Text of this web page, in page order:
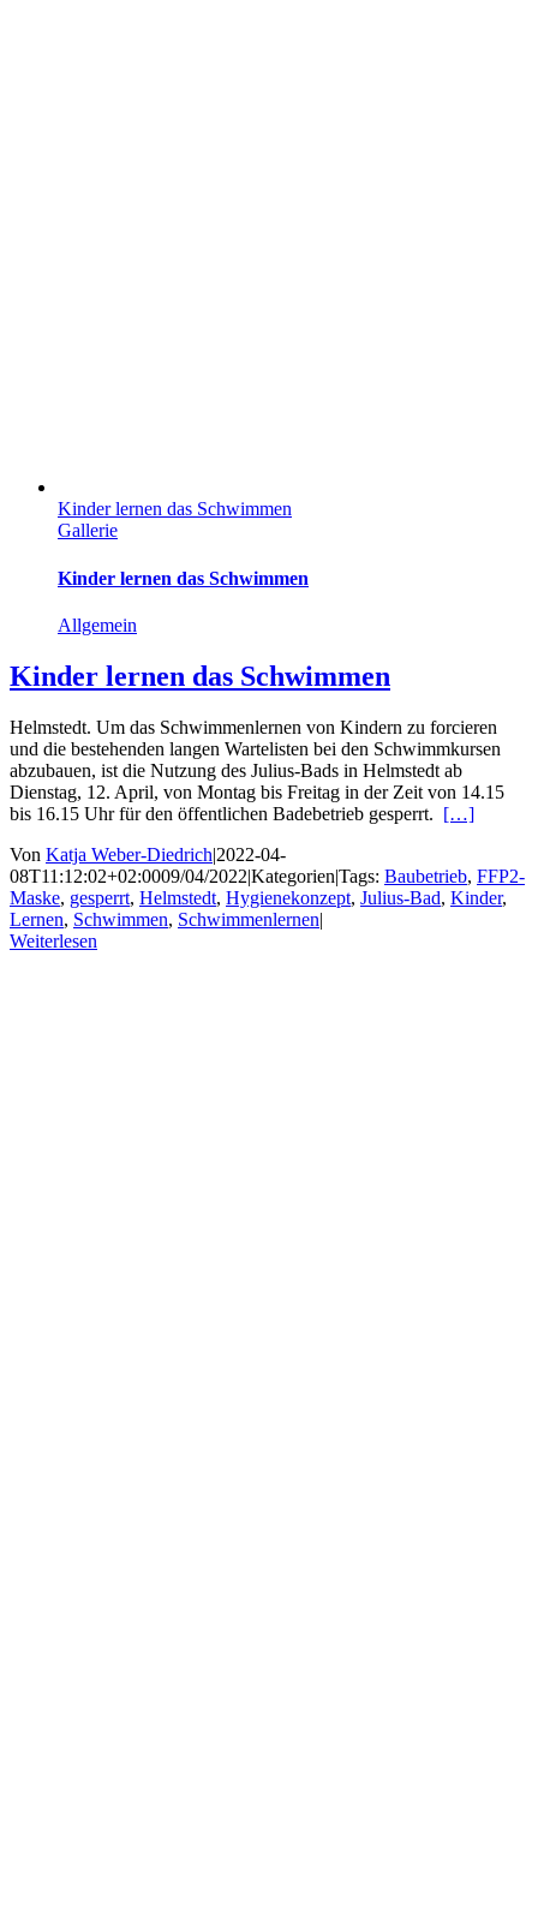
Kinder lernen das Schwimmen
Gallerie
Kinder lernen das Schwimmen
Allgemein
Kinder lernen das Schwimmen
Helmstedt. Um das Schwimmenlernen von Kindern zu forcieren
und die bestehenden langen Wartelisten bei den Schwimmkursen
abzubauen, ist die Nutzung des Julius-Bads in Helmstedt ab
Dienstag, 12. April, von Montag bis Freitag in der Zeit von 14.15
bis 16.15 Uhr für den öffentlichen Badebetrieb gesperrt. […]
Von Katja Weber-Diedrich|2022-04-
08T11:12:02+02:0009/04/2022|Kategorien|Tags: Baubetrieb, FFP2-
Maske, gesperrt, Helmstedt, Hygienekonzept, Julius-Bad, Kinder,
Lernen, Schwimmen, Schwimmenlernen|
Weiterlesen